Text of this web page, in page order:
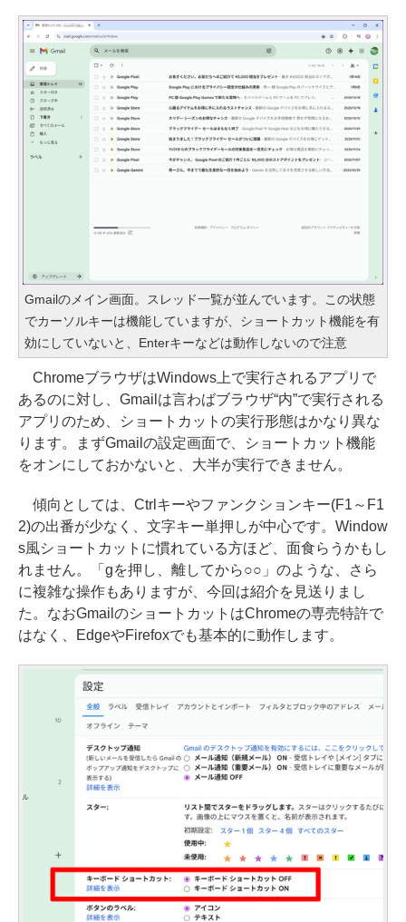
Gmailのメイン画面。スレッド一覧が並んでいます。この状態
でカーソルキーは機能していますが、ショートカット機能を有
効にしていないと、Enterキーなどは動作しないので注意
ChromeブラウザはWindows上で実行されるアプリで
あるのに対し、Gmailは言わばブラウザ“内”で実行される
アプリのため、ショートカットの実行形態はかなり異な
ります。まずGmailの設定画面で、ショートカット機能
をオンにしておかないと、大半が実行できません。
傾向としては、Ctrlキーやファンクションキー(F1～F1
2)の出番が少なく、文字キー単押しが中心です。Window
s風ショートカットに慣れている方ほど、面食らうかもし
れません。「gを押し、離してから○○」のような、さら
に複雑な操作もありますが、今回は紹介を見送りまし
た。なおGmailのショートカットはChromeの専売特許で
はなく、EdgeやFirefoxでも基本的に動作します。